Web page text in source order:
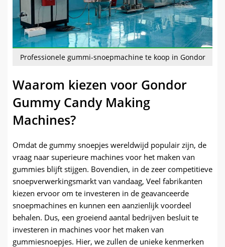
Professionele gummi-snoepmachine te koop in Gondor
Waarom kiezen voor Gondor
Gummy Candy Making
Machines?
Omdat de gummy snoepjes wereldwijd populair zijn, de
vraag naar superieure machines voor het maken van
gummies blijft stijgen. Bovendien, in de zeer competitieve
snoepverwerkingsmarkt van vandaag, Veel fabrikanten
kiezen ervoor om te investeren in de geavanceerde
snoepmachines en kunnen een aanzienlijk voordeel
behalen. Dus, een groeiend aantal bedrijven besluit te
investeren in machines voor het maken van
gummiesnoepjes. Hier, we zullen de unieke kenmerken